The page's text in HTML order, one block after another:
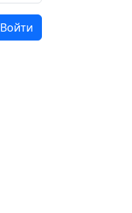
Войти